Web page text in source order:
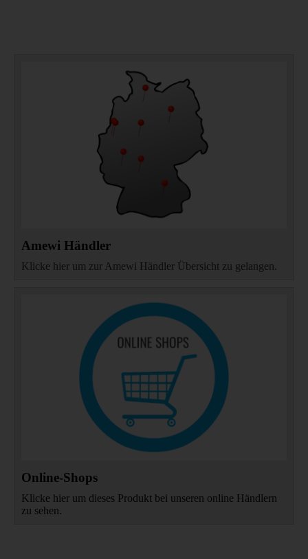
Amewi Händler
Klicke hier um zur Amewi Händler Übersicht zu gelangen.
Online-Shops
Klicke hier um dieses Produkt bei unseren online Händlern
zu sehen.